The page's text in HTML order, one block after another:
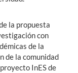
la propuesta
con
de la
de la comunidad
InES de